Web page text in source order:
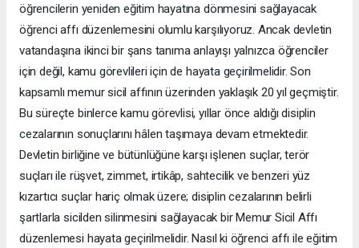
öğrencilerin yeniden eğitim hayatına dönmesini sağlayacak
öğrenci affı düzenlemesini olumlu karşılıyoruz. Ancak devletin
vatandaşına ikinci bir şans tanıma anlayışı yalnızca öğrenciler
için değil, kamu görevlileri için de hayata geçirilmelidir. Son
kapsamlı memur sicil affının üzerinden yaklaşık 20 yıl geçmiştir.
Bu süreçte binlerce kamu görevlisi, yıllar önce aldığı disiplin
cezalarının sonuçlarını hâlen taşımaya devam etmektedir.
Devletin birliğine ve bütünlüğüne karşı işlenen suçlar, terör
suçları ile rüşvet, zimmet, irtikâp, sahtecilik ve benzeri yüz
kızartıcı suçlar hariç olmak üzere; disiplin cezalarının belirli
şartlarla sicilden silinmesini sağlayacak bir Memur Sicil Affı
düzenlemesi hayata geçirilmelidir. Nasıl ki öğrenci affı ile eğitim